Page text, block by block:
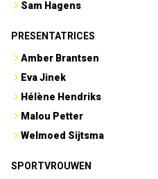
Sam Hagens
PRESENTATRICES
Amber Brantsen
Eva Jinek
Hélène Hendriks
Malou Petter
Welmoed Sijtsma
SPORTVROUWEN